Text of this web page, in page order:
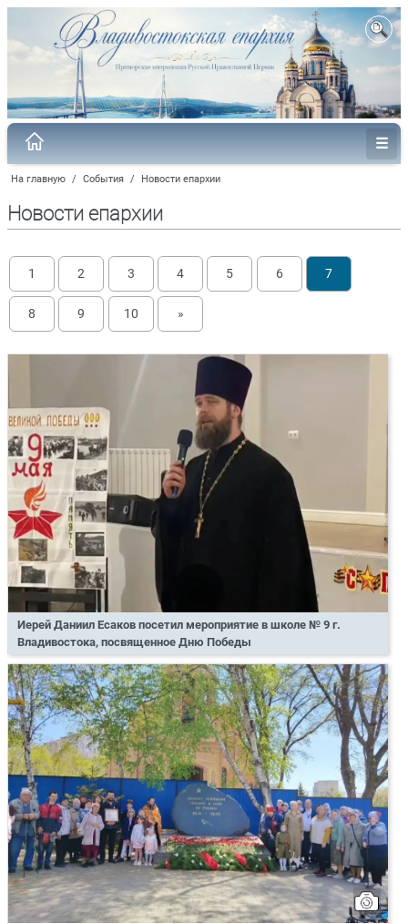
На главную / События / Новости епархии
Новости епархии
1 2 3 4 5 6 7
8 9 10 »
Иерей Даниил Есаков посетил мероприятие в школе № 9 г.
Владивостока, посвященное Дню Победы